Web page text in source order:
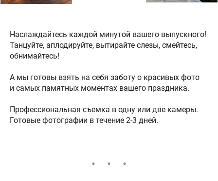
Наслаждайтесь каждой минутой вашего выпускного!
Танцуйте, аплодируйте, вытирайте слезы, смейтесь,
обнимайтесь!
А мы готовы взять на себя заботу о красивых фото
и самых памятных моментах вашего праздника.
Профессиональная съемка в одну или две камеры.
Готовые фотографии в течение 2-3 дней.